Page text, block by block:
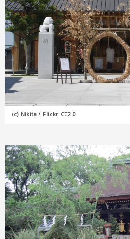
(c) Nikita / Flickr CC2.0